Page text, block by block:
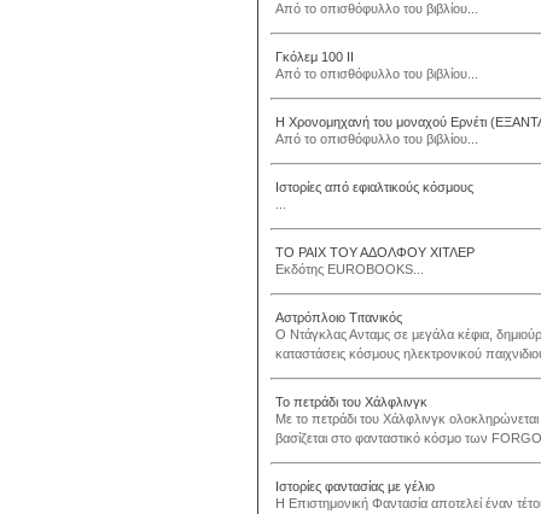
Από το οπισθόφυλλο του βιβλίου...
Γκόλεμ 100 ΙΙ
Από το οπισθόφυλλο του βιβλίου...
Η Χρονομηχανή του μοναχού Ερνέτι
Από το οπισθόφυλλο του βιβλίου...
Ιστορίες από εφιαλτικούς κόσμους
ΤΟ ΡΑΙΧ ΤΟΥ ΑΔΟΛΦΟΥ ΧΙΤΛΕΡ
Εκδότης EUROBOOKS...
Αστρόπλοιο Τιτανικός
Ο Ντάγκλας Ανταμς σε μεγάλα κέφια,
καταστάσεις κόσμους ηλεκτρονικού
Το πετράδι του Χάλφλινγκ
Με το πετράδι του Χάλφλινγκ
βασίζεται στο φανταστικό κόσμο των
Ιστορίες φαντασίας με γέλιο
Η Επιστημονική Φαντασία αποτελεί έναν